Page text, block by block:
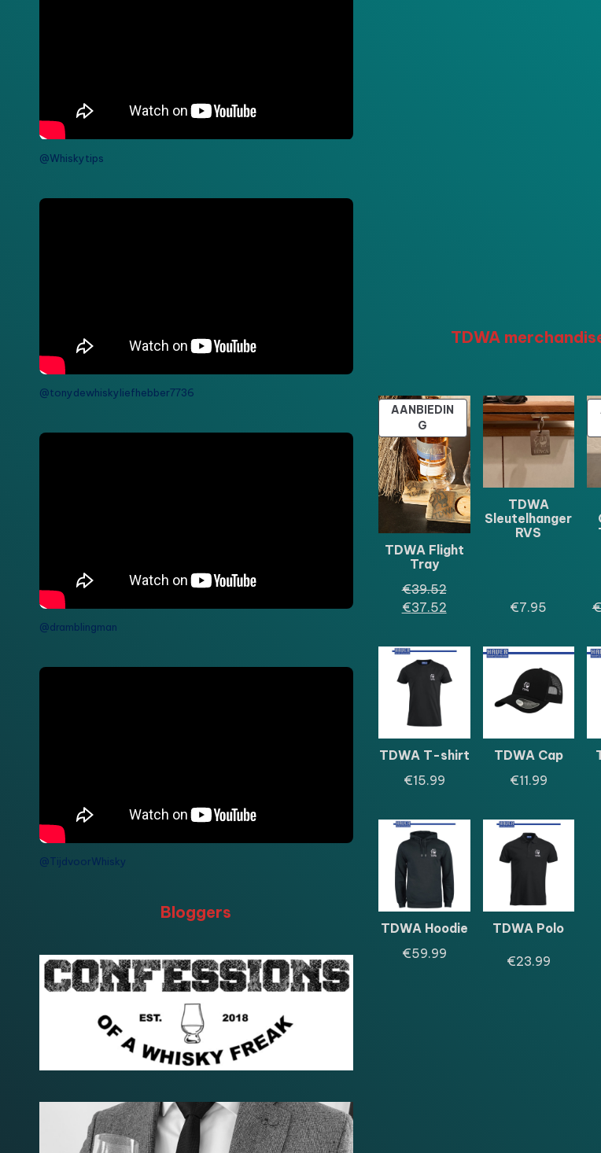
@Whiskytips
@tonydewhiskyliefhebber7736
@dramblingman
@TijdvoorWhisky
Bloggers
TDWA
AANBIEDIN
G PRODUCT
IN
DE
UITVERKOOP
TDWA Flight
Tray
€39.52Oorspronkelijke
prijs
€39.52.
€37.52Huidige
is:
€37.52.
TDWA
Sleutelhanger
RVS
€7.95 €
TDWA T-shirt
€15.99
TDWA Cap
€11.99
TDWA Hoodie
€59.99
TDWA Polo
€23.99